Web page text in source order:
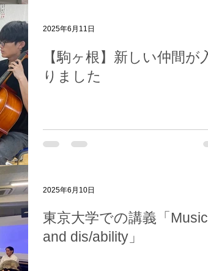
【駒ヶ根】新しい仲間が
りました
2025年6月11日
東京大学での講義「Music
and dis/ability」
2025年6月10日